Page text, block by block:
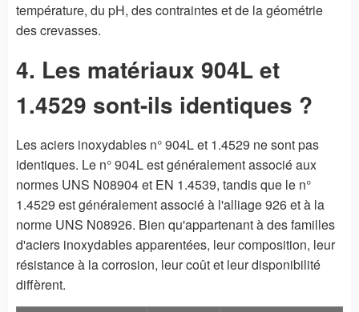
température, du pH, des contraintes et de la géométrie
des crevasses.
4. Les matériaux 904L et
1.4529 sont-ils identiques ?
Les aciers inoxydables n° 904L et 1.4529 ne sont pas
identiques. Le n° 904L est généralement associé aux
normes UNS N08904 et EN 1.4539, tandis que le n°
1.4529 est généralement associé à l'alliage 926 et à la
norme UNS N08926. Bien qu'appartenant à des familles
d'aciers inoxydables apparentées, leur composition, leur
résistance à la corrosion, leur coût et leur disponibilité
diffèrent.